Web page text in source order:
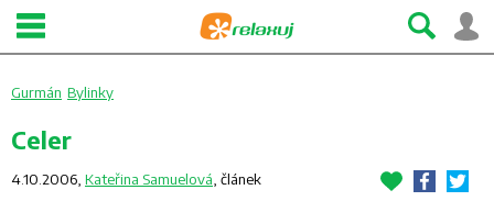
Gurmán Bylinky
Celer
4.10.2006, Kateřina Samuelová článek